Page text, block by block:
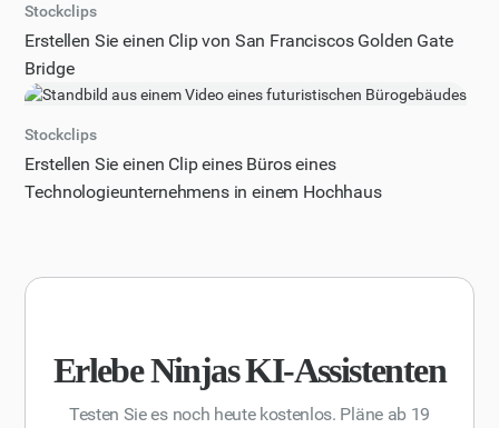
Stockclips
Erstellen Sie einen Clip von San Franciscos Golden Gate
Bridge
Stockclips
Erstellen Sie einen Clip eines Büros eines
Technologieunternehmens in einem Hochhaus
Erlebe Ninjas KI-Assistenten
Testen Sie es noch heute kostenlos. Pläne ab 19